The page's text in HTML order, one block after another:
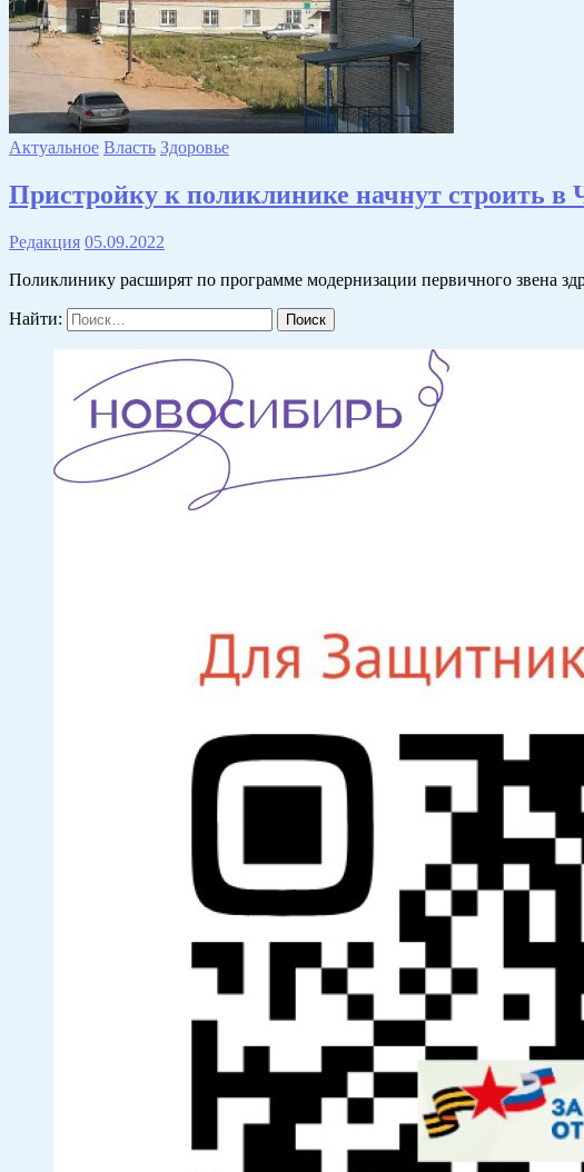
Актуальное Власть Здоровье
Пристройку к поликлинике начнут строить в
Редакция 05.09.2022
Поликлинику расширят по программе модернизации первичного звена
Найти: